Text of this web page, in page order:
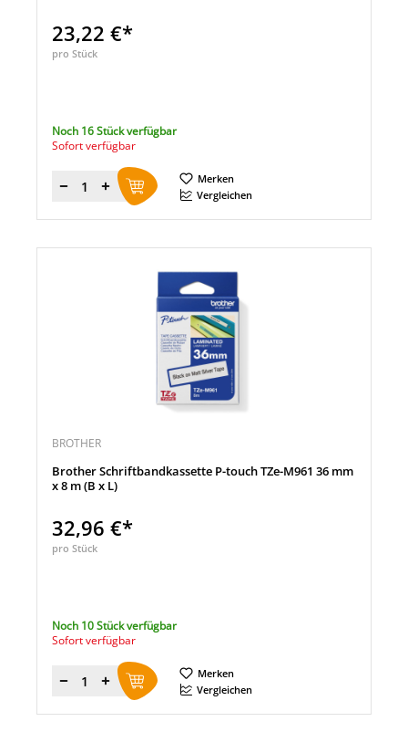
23,22 €*
pro Stück
Noch 16 Stück verfügbar
Sofort verfügbar
Menge
Merken
Vergleichen
BROTHER
Brother Schriftbandkassette P-touch TZe-M961 36 mm
x 8 m (B x L)
32,96 €*
pro Stück
Noch 10 Stück verfügbar
Sofort verfügbar
Menge
Merken
Vergleichen